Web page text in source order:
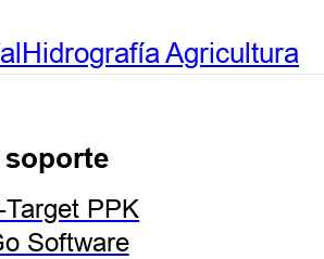
Target PPK
Software
HidrografíaAgricultura